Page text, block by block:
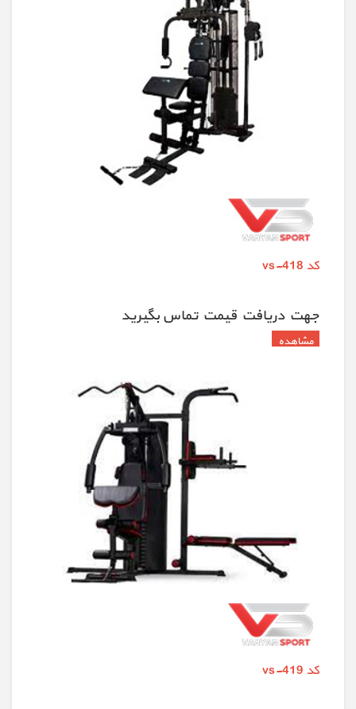
کد vs-418
جهت دريافت قيمت تماس بگيريد
کد vs-419